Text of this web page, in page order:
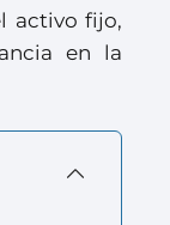
activo fijo,
en la